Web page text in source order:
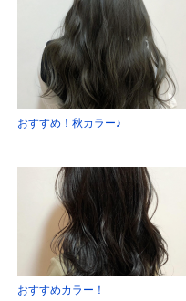
おすすめ！秋カラー♪
おすすめカラー！